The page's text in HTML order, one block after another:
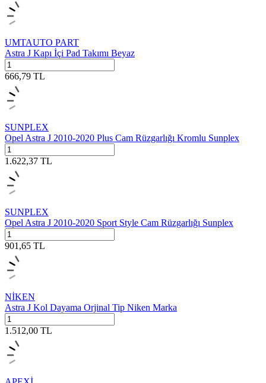
UMTAUTO PART
Astra J Kapı İçi Pad Takımı Beyaz
666,79 TL
SUNPLEX
Opel Astra J 2010-2020 Plus Cam Rüzgarlığı Kromlu Sunplex
1.622,37 TL
SUNPLEX
Opel Astra J 2010-2020 Sport Style Cam Rüzgarlığı Sunplex
901,65 TL
NİKEN
Astra J Kol Dayama Orjinal Tip Niken Marka
1.512,00 TL